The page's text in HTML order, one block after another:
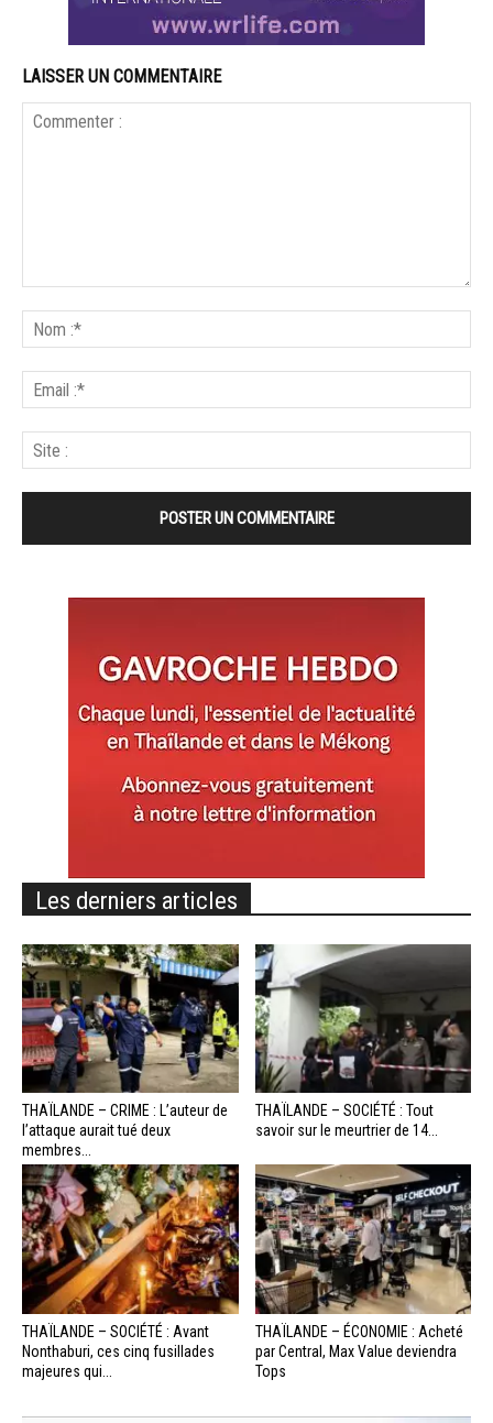
LAISSER UN COMMENTAIRE
Les derniers articles
THAÏLANDE – CRIME : L’auteur de
l’attaque aurait tué deux
membres...
THAÏLANDE – SOCIÉTÉ : Tout
savoir sur le meurtrier de 14...
THAÏLANDE – SOCIÉTÉ : Avant
Nonthaburi, ces cinq fusillades
majeures qui...
THAÏLANDE – ÉCONOMIE : Acheté
par Central, Max Value deviendra
Tops